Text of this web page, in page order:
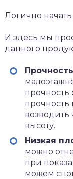
Логично
И здесь мы
данного
Прочность
прочность
прочность
возводить
высоту.
Низкая
можно
при
можем